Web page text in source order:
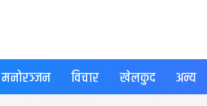
मनोरञ्जन विचार खेलकुद अन्य